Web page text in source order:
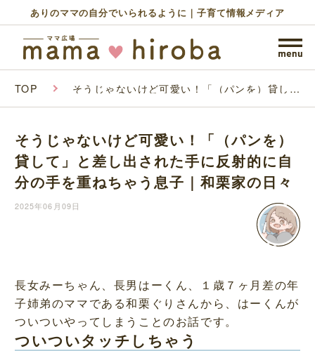
ありのママの自分でいられるように｜子育て情報メディア
TOP そうじゃないけど可愛い！「（パンを）貸し
ねちゃう息子｜和栗家の日々
そうじゃないけど可愛い！「（パンを）
貸して」と差し出された手に反射的に自
分の手を重ねちゃう息子｜和栗家の日々
2025年06月09日
長女みーちゃん、長男はーくん、１歳７ヶ月差の年
子姉弟のママである和栗ぐりさんから、はーくんが
ついついやってしまうことのお話です。
ついついタッチしちゃう